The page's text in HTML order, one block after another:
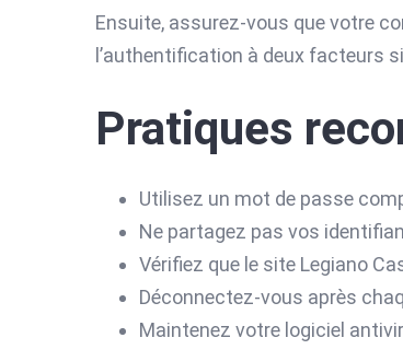
Ensuite, assurez-vous que votre
l’authentification à deux facteurs
Pratiques
Utilisez un mot de passe
Ne partagez pas vos
Vérifiez que le site Legiano
Déconnectez-vous après
Maintenez votre logiciel